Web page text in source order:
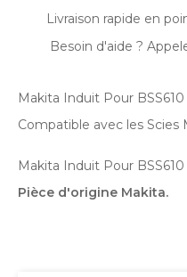
Livraison rapide en
Besoin d'aide ?
Makita Induit Pour BSS610
Compatible avec les Scies
Makita Induit Pour BSS610
Pièce d'origine Makita.